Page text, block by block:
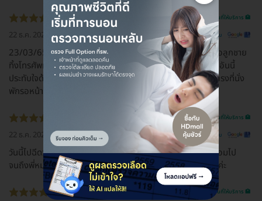
รีวิวสถานที่ให้บริการ 🏥
22 ธ.ค. 2022 ดูรีวิวต้นฉบับ
23/03/65 ลืมโทรศัพท์ไว้ กลับถึงบ้านนึกได้พาลูกชายไปหาหมอลูกชาย
ทิ้งโทรศัพท์ไว้ที่โรงพยาบาลโทรตามพี่ๆทางโรงพยาบาลเก็บไว้ให้อันนี้
ประทับใจด้านบริการของพนักงานเวรครับมีความจริงใจเหตุเกิดตรงที่นั่ง
พักรอหน้าโซนทางเข้าประตูใหญ่
รีวิวสถานที่ให้บริการ 🏥
22 ธ.ค. 2022 ดูรีวิวต้นฉบับ
วันนี้ไปฉีดวัคซีนมา บริการโคตรดี ไหว้สวัสดีเราตั้งแต่ยามหน้าป้อมไป
จนถึงพี่หมอหรือพี่พยาบาลหน้าห้องฉีด พูดจาก็ดี ให้เต็ม10เลยค่ะ
รีวิวสถานที่ให้บริการ 🏥